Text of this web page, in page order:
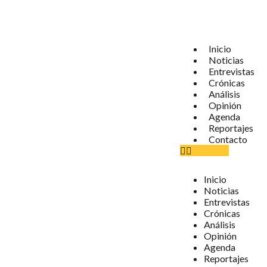
Inicio
Noticias
Entrevistas
Crónicas
Análisis
Opinión
Agenda
Reportajes
Contacto
Inicio
Noticias
Entrevistas
Crónicas
Análisis
Opinión
Agenda
Reportajes